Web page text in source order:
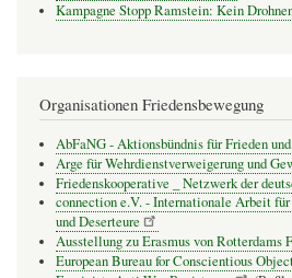
Kampagne Stopp Ramstein: Kein
Organisationen Friedensbewegung
AbFaNG - Aktionsbündnis für Frieden
Arge für Wehrdienstverweigerung und
Friedenskooperative _ Netzwerk der
connection e.V. - Inter­na­tio­nale Arbeit
und Deser­teure
Ausstellung zu Erasmus von Rotterdams
European Bureau for Conscientious